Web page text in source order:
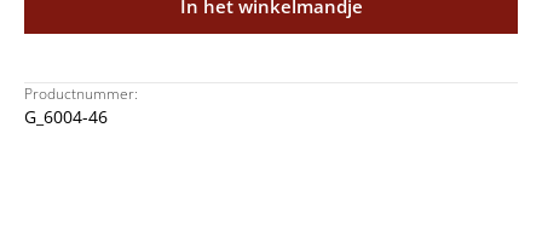
In het winkelmandje
Productnummer:
G_6004-46